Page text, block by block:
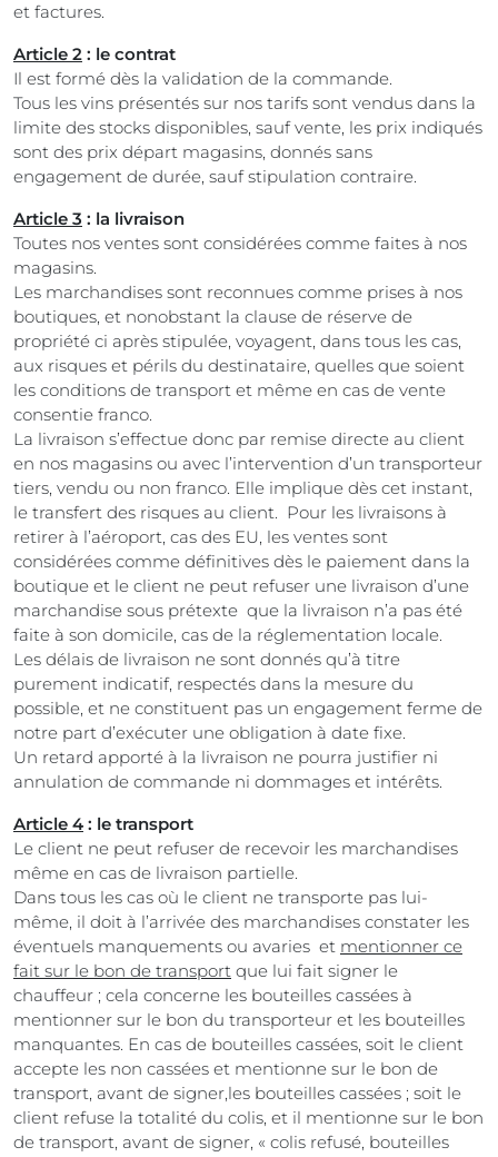
et factures.
Article 2 : le contrat
Il est formé dès la validation de la commande.
Tous les vins présentés sur nos tarifs sont vendus dans la
limite des stocks disponibles, sauf vente, les prix indiqués
sont des prix départ magasins, donnés sans
engagement de durée, sauf stipulation contraire.
Article 3 : la livraison
Toutes nos ventes sont considérées comme faites à nos
magasins.
Les marchandises sont reconnues comme prises à nos
boutiques, et nonobstant la clause de réserve de
propriété ci après stipulée, voyagent, dans tous les cas,
aux risques et périls du destinataire, quelles que soient
les conditions de transport et même en cas de vente
consentie franco.
La livraison s’effectue donc par remise directe au client
en nos magasins ou avec l’intervention d’un transporteur
tiers, vendu ou non franco. Elle implique dès cet instant,
le transfert des risques au client. Pour les livraisons à
retirer à l’aéroport, cas des EU, les ventes sont
considérées comme définitives dès le paiement dans la
boutique et le client ne peut refuser une livraison d’une
marchandise sous prétexte que la livraison n’a pas été
faite à son domicile, cas de la réglementation locale.
Les délais de livraison ne sont donnés qu’à titre
purement indicatif, respectés dans la mesure du
possible, et ne constituent pas un engagement ferme de
notre part d’exécuter une obligation à date fixe.
Un retard apporté à la livraison ne pourra justifier ni
annulation de commande ni dommages et intérêts.
Article 4 : le transport
Le client ne peut refuser de recevoir les marchandises
même en cas de livraison partielle.
Dans tous les cas où le client ne transporte pas lui-
même, il doit à l’arrivée des marchandises constater les
éventuels manquements ou avaries et mentionner ce
fait sur le bon de transport que lui fait signer le
chauffeur ; cela concerne les bouteilles cassées à
mentionner sur le bon du transporteur et les bouteilles
manquantes. En cas de bouteilles cassées, soit le client
accepte les non cassées et mentionne sur le bon de
transport, avant de signer,les bouteilles cassées ; soit le
client refuse la totalité du colis, et il mentionne sur le bon
de transport, avant de signer, « colis refusé, bouteilles